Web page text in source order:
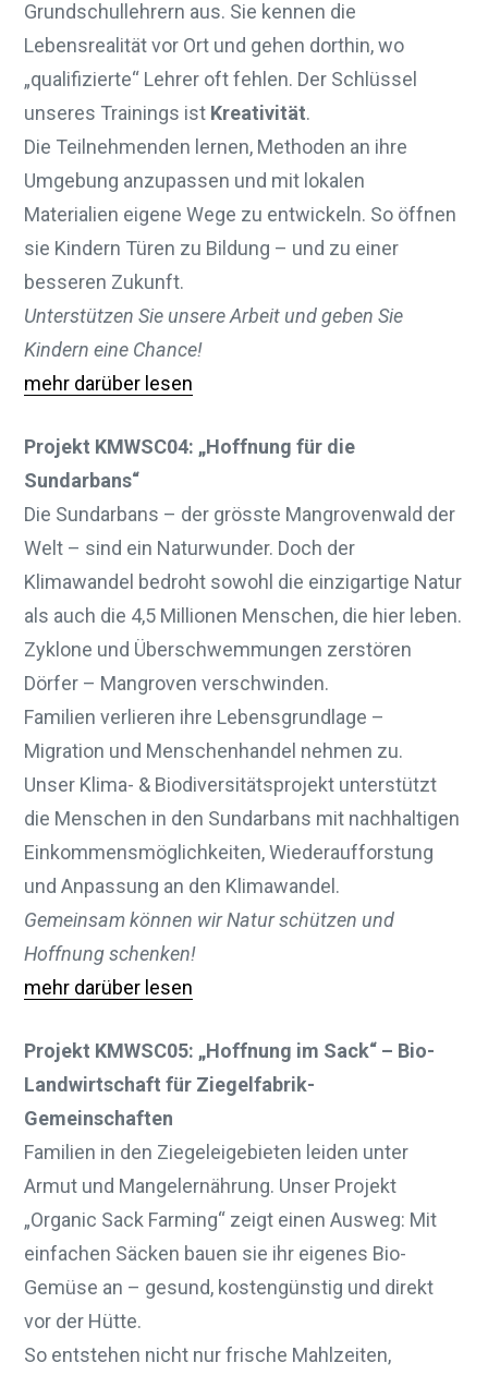
Grundschullehrern aus. Sie kennen die
Lebensrealität vor Ort und gehen dorthin, wo
„qualifizierte“ Lehrer oft fehlen. Der Schlüssel
unseres Trainings ist Kreativität.
Die Teilnehmenden lernen, Methoden an ihre
Umgebung anzupassen und mit lokalen
Materialien eigene Wege zu entwickeln. So öffnen
sie Kindern Türen zu Bildung – und zu einer
besseren Zukunft.
Unterstützen Sie unsere Arbeit und geben Sie
Kindern eine Chance!
mehr darüber lesen
Projekt KMWSC04: „Hoffnung für die
Sundarbans“
Die Sundarbans – der grösste Mangrovenwald der
Welt – sind ein Naturwunder. Doch der
Klimawandel bedroht sowohl die einzigartige Natur
als auch die 4,5 Millionen Menschen, die hier leben.
Zyklone und Überschwemmungen zerstören
Dörfer – Mangroven verschwinden.
Familien verlieren ihre Lebensgrundlage –
Migration und Menschenhandel nehmen zu.
Unser Klima- & Biodiversitätsprojekt unterstützt
die Menschen in den Sundarbans mit nachhaltigen
Einkommensmöglichkeiten, Wiederaufforstung
und Anpassung an den Klimawandel.
Gemeinsam können wir Natur schützen und
Hoffnung schenken!
mehr darüber lesen
Projekt KMWSC05: „Hoffnung im Sack“ – Bio-
Landwirtschaft für Ziegelfabrik-
Gemeinschaften
Familien in den Ziegeleigebieten leiden unter
Armut und Mangelernährung. Unser Projekt
„Organic Sack Farming“ zeigt einen Ausweg: Mit
einfachen Säcken bauen sie ihr eigenes Bio-
Gemüse an – gesund, kostengünstig und direkt
vor der Hütte.
So entstehen nicht nur frische Mahlzeiten,